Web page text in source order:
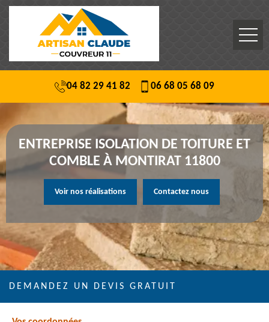
04 82 29 41 82 06 68 05 68 09
ENTREPRISE ISOLATION DE TOITURE ET
COMBLE À MONTIRAT 11800
Voir nos réalisations Contactez nous
DEMANDEZ UN DEVIS GRATUIT